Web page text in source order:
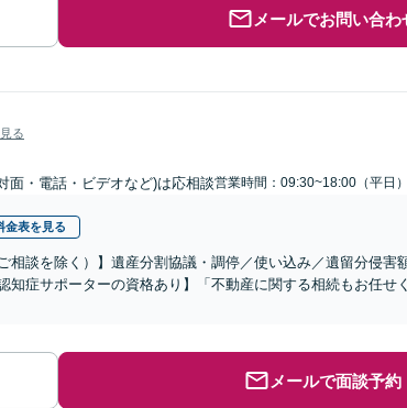
メールでお問い合わ
る
面・電話・ビデオなど)は応相談営業時間：09:30~18:00（平日）
金表を見る
相談を除く）】遺産分割協議・調停／使い込み／遺留分侵害
知症サポーターの資格あり】「不動産に関する相続もお任せ
メールで面談予約